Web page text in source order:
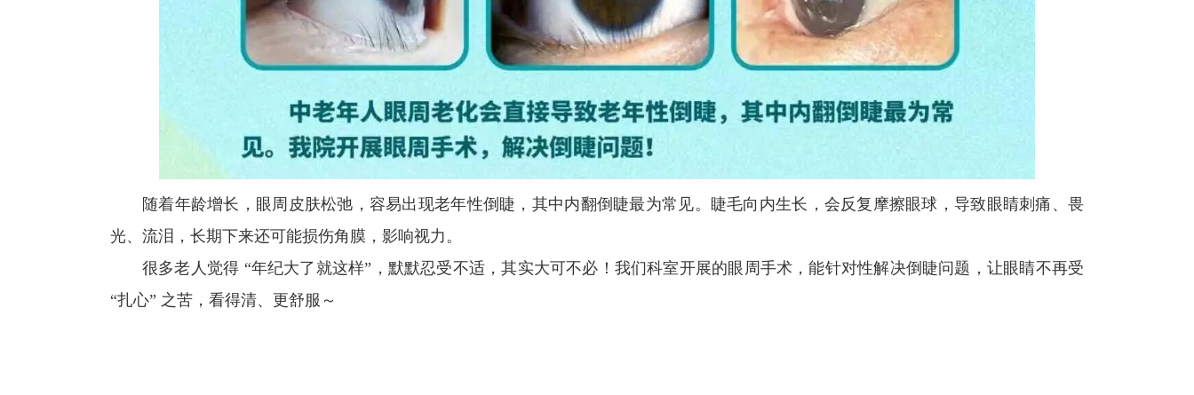
随着年龄增长，眼周皮肤松弛，容易出现老年性倒睫，其中内翻倒睫最为常见。睫毛向内生长，会反复摩擦眼球，导致眼睛刺痛、畏
光、流泪，长期下来还可能损伤角膜，影响视力。
很多老人觉得 “年纪大了就这样”，默默忍受不适，其实大可不必！我们科室开展的眼周手术，能针对性解决倒睫问题，让眼睛不再受
“扎心” 之苦，看得清、更舒服～